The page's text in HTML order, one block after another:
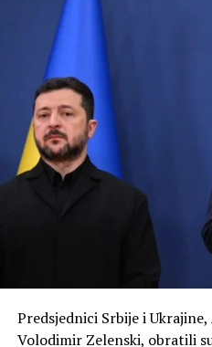
Predsjednici Srbije i
Volodimir Zelenski, obratili